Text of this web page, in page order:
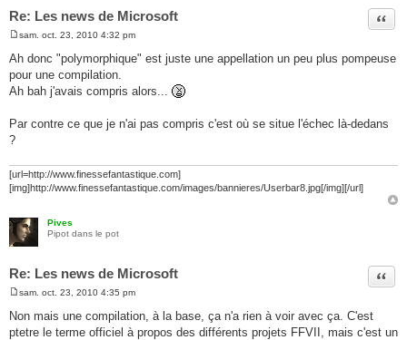
Re: Les news de Microsoft Citer
s
s
g
sam. oct. 23, 2010 4:32 pm
Ah donc "polymorphique" est juste une appellation un peu plus pompeuse
pour une compilation.
Ah bah j'avais compris alors...
Par contre ce que je n'ai pas compris c'est où se situe l'échec là-dedans
?
[url=http://www.finessefantastique.com]
[img]http://www.finessefantastique.com/images/bannieres/Userbar8.jpg[/img][/url]
Pives
Pipot dans le pot
Re: Les news de Microsoft Citer
s
s
sam. oct. 23, 2010 4:35 pm
Non mais une compilation, à la base, ça n'a rien à voir avec ça. C'est
ptetre le terme officiel à propos des différents projets FFVII, mais c'est un